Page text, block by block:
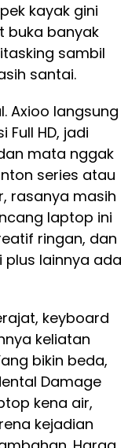
kayak gini
buka banyak
sambil
santai.
Axioo langsung
Full HD, jadi
mata nggak
series atau
rasanya masih
laptop ini
ringan, dan
plus lainnya ada
keyboard
keliatan
bikin beda,
Damage
kena air,
kejadian